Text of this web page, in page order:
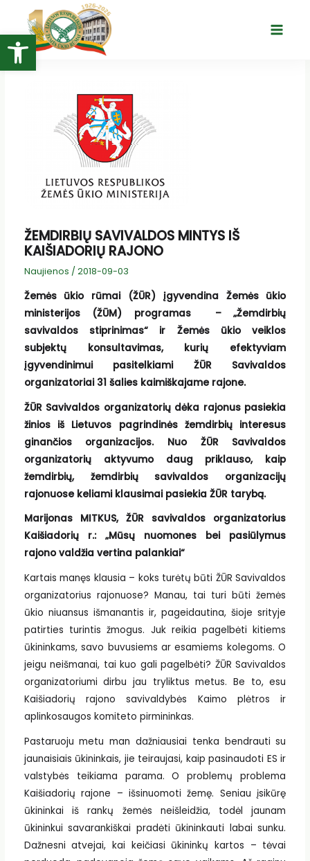
Open toolbar
turinio
Main
ŽEMDIRBIŲ SAVIVALDOS MINTYS IŠ
KAIŠIADORIŲ RAJONO
Naujienos / 2018-09-03
Žemės ūkio rūmai (ŽŪR) įgyvendina Žemės ūkio
ministerijos (ŽŪM) programas – „Žemdirbių
savivaldos stiprinimas“ ir Žemės ūkio veiklos
subjektų konsultavimas, kurių efektyviam
įgyvendinimui pasitelkiami ŽŪR Savivaldos
organizatoriai 31 šalies kaimiškajame rajone.
ŽŪR Savivaldos organizatorių dėka rajonus pasiekia
žinios iš Lietuvos pagrindinės žemdirbių interesus
ginančios organizacijos. Nuo ŽŪR Savivaldos
organizatorių aktyvumo daug priklauso, kaip
žemdirbių, žemdirbių savivaldos organizacijų
rajonuose keliami klausimai pasiekia ŽŪR tarybą.
Marijonas MITKUS, ŽŪR savivaldos organizatorius
Kaišiadorių r.: „Mūsų nuomones bei pasiūlymus
rajono valdžia vertina palankiai“
Kartais manęs klausia – koks turėtų būti ŽŪR Savivaldos
organizatorius rajonuose? Manau, tai turi būti žemės
ūkio niuansus išmanantis ir, pageidautina, šioje srityje
patirties turintis žmogus. Juk reikia pagelbėti kitiems
ūkininkams, savo buvusiems ar esamiems kolegoms. O
jeigu neišmanai, tai kuo gali pagelbėti? ŽŪR Savivaldos
organizatoriumi dirbu jau tryliktus metus. Be to, esu
Kaišiadorių rajono savivaldybės Kaimo plėtros ir
aplinkosaugos komiteto pirmininkas.
Pastaruoju metu man dažniausiai tenka bendrauti su
jaunaisiais ūkininkais, jie teiraujasi, kaip pasinaudoti ES ir
valstybės teikiama parama. O problemų problema
Kaišiadorių rajone – išsinuomoti žemę. Seniau įsikūrę
ūkininkai iš rankų žemės neišleidžia, todėl jaunam
ūkininkui savarankiškai pradėti ūkininkauti labai sunku.
Dažnesni atvejai, kai keičiasi ūkininkų kartos – tėvai